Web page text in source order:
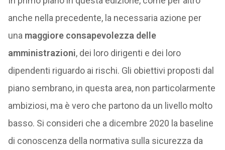
anche nella precedente, la necessaria azione per
una maggiore consapevolezza delle
amministrazioni, dei loro dirigenti e dei loro
dipendenti riguardo ai rischi. Gli obiettivi proposti dal
piano sembrano, in questa area, non particolarmente
ambiziosi, ma è vero che partono da un livello molto
basso. Si consideri che a dicembre 2020 la baseline
di conoscenza della normativa sulla sicurezza da